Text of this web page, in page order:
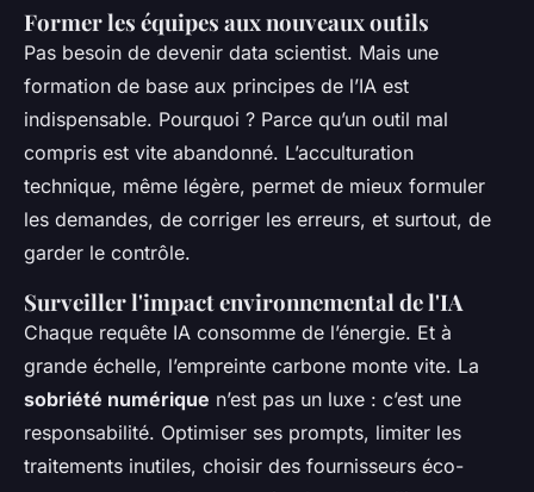
Former les équipes aux nouveaux outils
Pas besoin de devenir data scientist. Mais une
formation de base aux principes de l’IA est
indispensable. Pourquoi ? Parce qu’un outil mal
compris est vite abandonné. L’acculturation
technique, même légère, permet de mieux formuler
les demandes, de corriger les erreurs, et surtout, de
garder le contrôle.
Surveiller l'impact environnemental de l'IA
Chaque requête IA consomme de l’énergie. Et à
grande échelle, l’empreinte carbone monte vite. La
sobriété numérique n’est pas un luxe : c’est une
responsabilité. Optimiser ses prompts, limiter les
traitements inutiles, choisir des fournisseurs éco-